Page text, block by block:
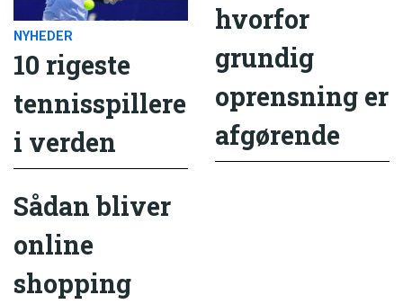
NYHEDER
10 rigeste
tennisspillere
i verden
hvorfor
grundig
oprensning er
afgørende
Sådan bliver
online
shopping